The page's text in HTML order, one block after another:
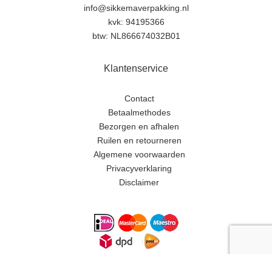
info@sikkemaverpakking.nl
kvk: 94195366
btw: NL866674032B01
Klantenservice
Contact
Betaalmethodes
Bezorgen en afhalen
Ruilen en retourneren
Algemene voorwaarden
Privacyverklaring
Disclaimer